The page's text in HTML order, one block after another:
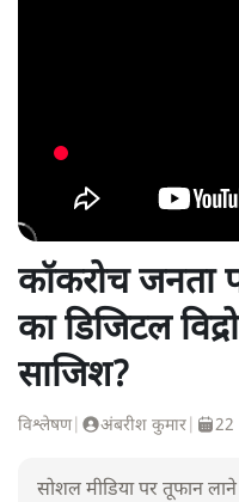
कॉकरोच जनता
का डिजिटल
साजिश?
विश्लेषण| अंबरीश कुमार 22
सोशल मीडिया पर तूफान